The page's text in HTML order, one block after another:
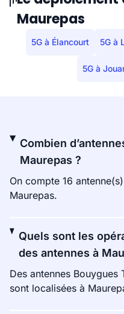
Maurepas
5G à Élancourt 5G à
5G à
Combien
Maurepas ?
On compte 16
Maurepas.
Quels sont les
des antennes à
Des antennes Bouygues
sont localisées à